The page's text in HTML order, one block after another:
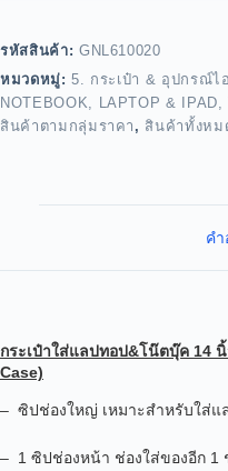
รหัสสินค้า: GNL610020
หมวดหมู่:5. กระเป๋า & อุปกรณ์ไ
NOTEBOOK, LAPTOP & IPAD,
สินค้าตามกลุ่มราคา , สินค้าทั้งหม
คำ
กระเป๋าใส่แลปทอป&โน๊ตบุ๊ค 14
Case)
– ซิปช่องใหญ่ เหมาะสำหรับใส่แ
– 1 ซิปช่องหน้า ช่องใส่ของอีก 1